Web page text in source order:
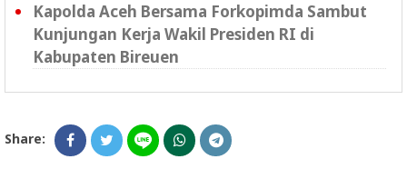
Kapolda Aceh Bersama Forkopimda Sambut
Kunjungan Kerja Wakil Presiden RI di
Kabupaten Bireuen
Share: